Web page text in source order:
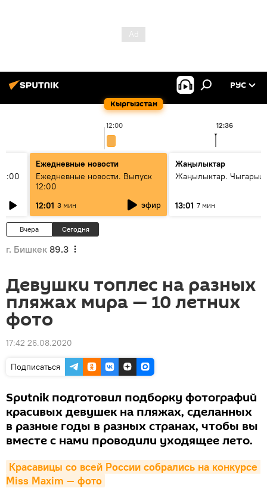
Кыргызстан
РУС
12:00 12:36
Ежедневные новости
Ежедневные новости. Выпуск
12:00
12:01 3 мин эфир
Жаңылыктар
Жаңылыктар.
13:01 7 мин
Вчера Сегодня
г. Бишкек 89.3
Девушки топлес на разных
пляжах мира — 10 летних
фото
17:42 26.08.2020
Подписаться
Sputnik подготовил подборку фотографий
красивых девушек на пляжах, сделанных
в разные годы в разных странах, чтобы вы
вместе с нами проводили уходящее лето.
Красавицы со всей России собрались на конкурсе
Miss Maxim — фото